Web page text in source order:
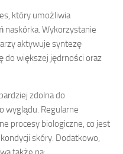
który umożliwia
naskórka. Wykorzystanie
aktywuje syntezę
do większej jędrności oraz
zdolna do
wyglądu. Regularne
procesy biologiczne, co jest
skóry. Dodatkowo,